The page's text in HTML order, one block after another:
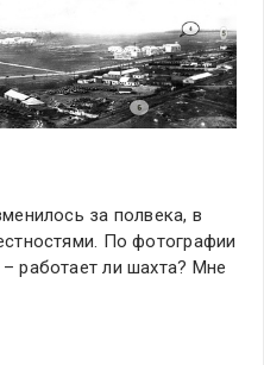
за полвека, в
По фотографии
работает ли шахта? Мне